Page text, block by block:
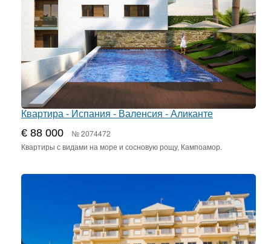
Квартира - Испания - Валенсия - Аликанте
€ 88 000 № 2074472
Квартиры с видами на море и сосновую рощу, Кампоамор.